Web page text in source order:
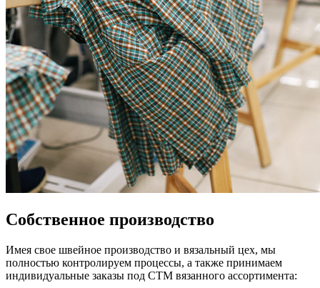
Собственное производство
Имея свое швейное производство и вязальный цех, мы
полностью контролируем процессы, а также принимаем
индивидуальные заказы под СТМ вязанного ассортимента: